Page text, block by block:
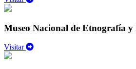
Museo Nacional de Etnografía
Visitar